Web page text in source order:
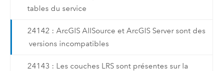
tables du service
24142 : ArcGIS AllSource et ArcGIS Server sont des
versions incompatibles
24143 : Les couches LRS sont présentes sur la